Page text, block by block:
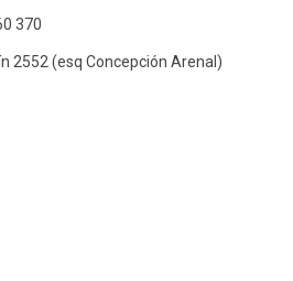
370
2552 (esq Concepción Arenal)